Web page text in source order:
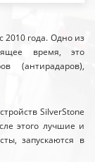
2010 года. Одно из
время, это
(антирадаров),
SilverStone
этого лучшие и
запускаются в